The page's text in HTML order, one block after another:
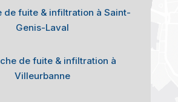
de fuite & infiltration à Saint-
Genis-Laval
de fuite & infiltration à
Villeurbanne